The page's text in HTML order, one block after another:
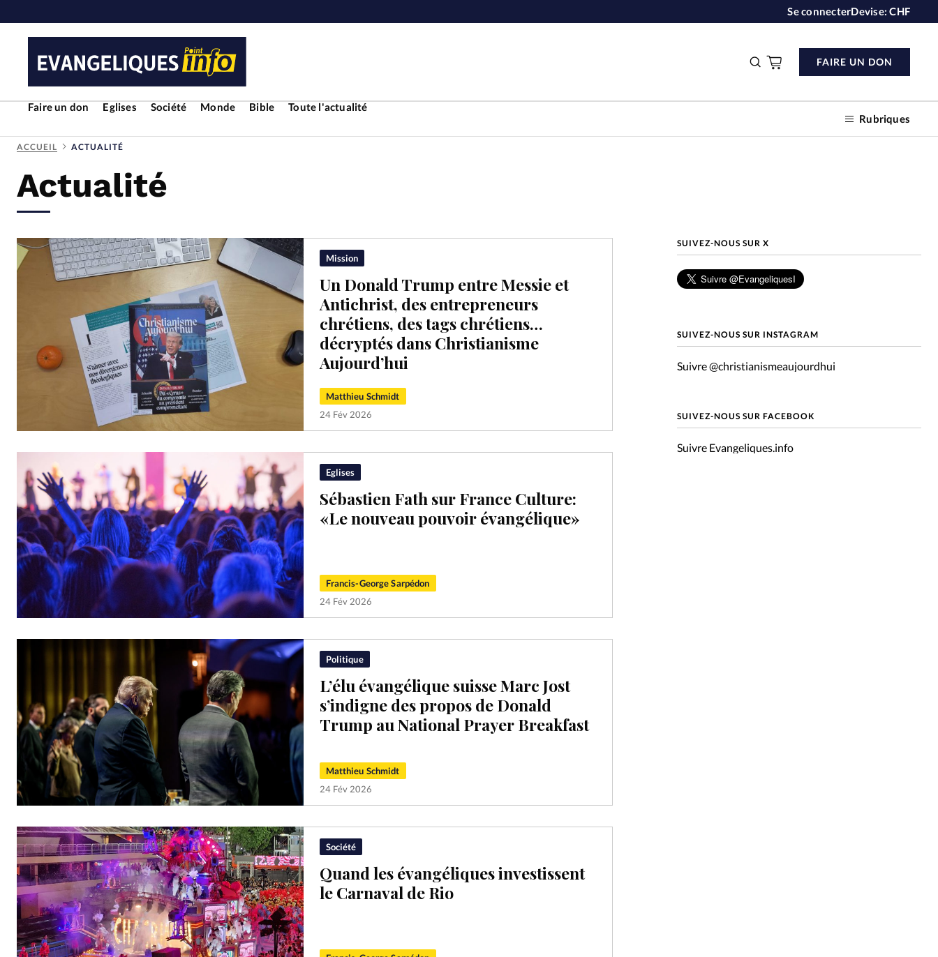
Se connecterDevise:CHF
Faire un don Eglises Société Monde Bible
Toute l'actualité
Rubriques
FAIRE UN DON
RUBRIQUES
Toute l'actualité
Economie
Eglises Histoire
Laicité
Liberté religieuse
Mission
Monde
People
Politique Religions Société
La rédaction
Changement d'adresse
Nous contacter
ACCUEIL ACTUALITÉ
Actualité
Mission
Un Donald Trump entre Messie et
Antichrist, des entrepreneurs
chrétiens, des tags chrétiens…
décryptés dans Christianisme
Aujourd’hui
Matthieu Schmidt
24 Fév 2026
Eglises
Sébastien Fath sur France Culture:
«Le nouveau pouvoir évangélique»
Francis-George Sarpédon
24 Fév 2026
Politique
L’élu évangélique suisse Marc Jost
s’indigne des propos de Donald
Trump au National Prayer Breakfast
Matthieu Schmidt
24 Fév 2026
Société
Quand les évangéliques investissent
le Carnaval de Rio
SUIVEZ-NOUS SUR X
SUIVEZ-NOUS SUR INSTAGRAM
Suivre @christianismeaujourdhui
SUIVEZ-NOUS SUR FACEBOOK
Suivre Evangeliques.info